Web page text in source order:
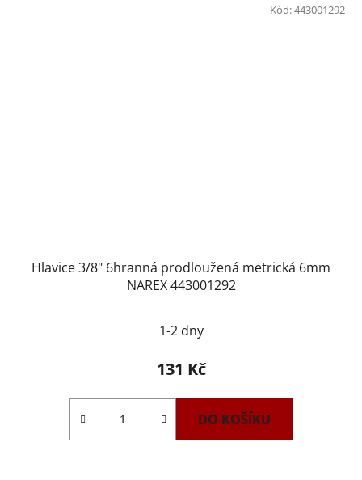
Hlavice 3/8" 6hranná prodloužená metrická 6mm
NAREX 443001292
1-2 dny
131 Kč
DO KOŠÍKU
Kód:443001292